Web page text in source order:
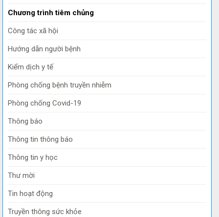
Chương trình tiêm chủng
Công tác xã hội
Hướng dẫn người bệnh
Kiểm dịch y tế
Phòng chống bệnh truyền nhiễm
Phòng chống Covid-19
Thông báo
Thông tin thông báo
Thông tin y học
Thư mời
Tin hoạt động
Truyền thông sức khỏe